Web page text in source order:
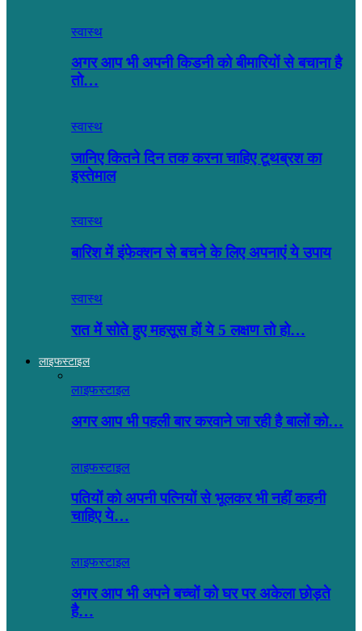
स्वास्थ
अगर आप भी अपनी किडनी को बीमारियों से बचाना है
तो…
स्वास्थ
जानिए कितने दिन तक करना चाहिए टूथब्रश का
इस्तेमाल
स्वास्थ
बारिश में इंफेक्शन से बचने के लिए अपनाएं ये उपाय
स्वास्थ
रात में सोते हुए महसूस हों ये 5 लक्षण तो हो…
लाइफस्टाइल
लाइफस्टाइल
अगर आप भी पहली बार करवाने जा रही है बालों को…
लाइफस्टाइल
पतियों को अपनी पत्नियों से भूलकर भी नहीं कहनी
चाहिए ये…
लाइफस्टाइल
अगर आप भी अपने बच्चों को घर पर अकेला छोड़ते
है…